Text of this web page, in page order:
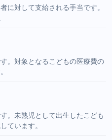
に対して支給される手当です。
。対象となるこどもの医療費の
。未熟児として出生したこども
ています。